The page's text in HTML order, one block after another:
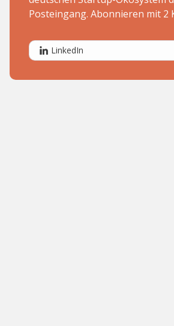
Posteingang. Abonnieren mit 2
LinkedIn